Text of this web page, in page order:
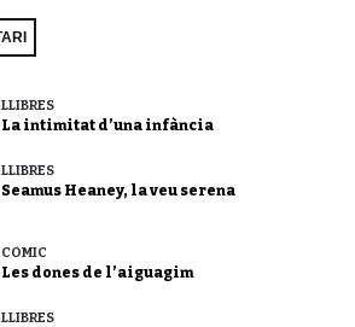
LLIBRES
La intimitat d’una infància
LLIBRES
Seamus Heaney, la veu serena
CÒMIC
Les dones de l’aiguagim
LLIBRES